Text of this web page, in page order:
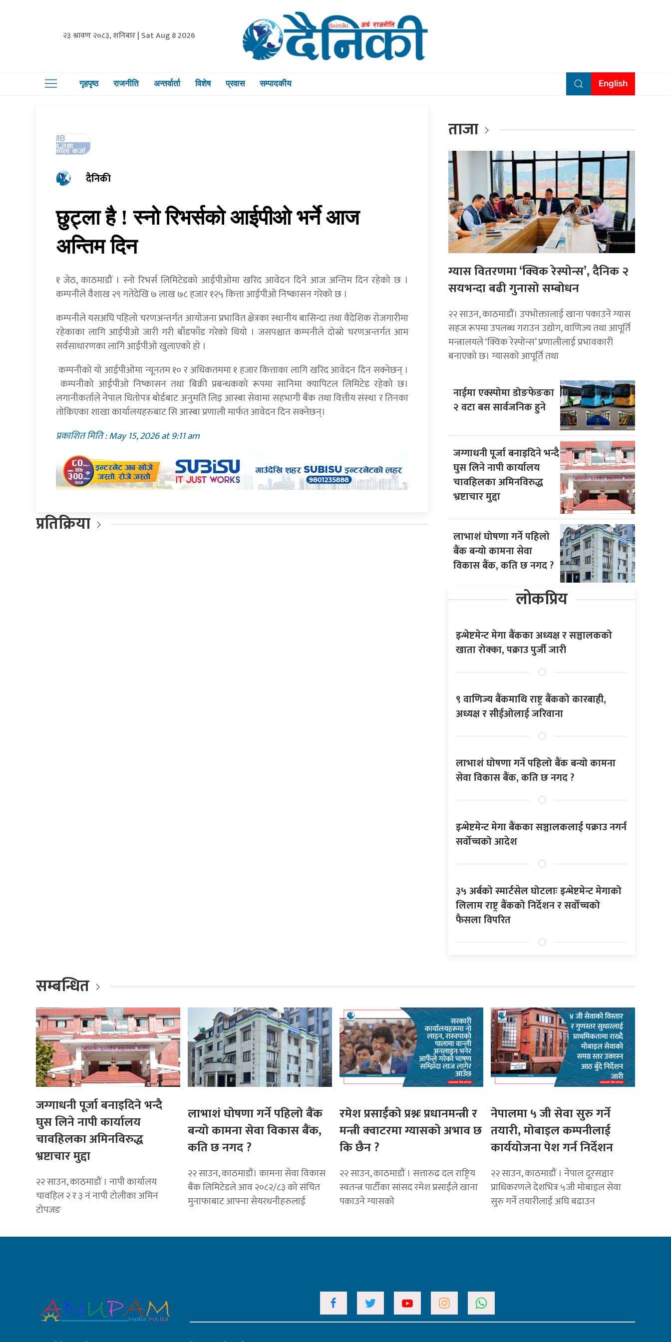
२३ श्रावण २०८३, शनिबार | Sat Aug 8 2026
गृहपृष्ठ राजनीति अन्तर्वार्ता विशेष प्रवास सम्पादकीय English
दैनिकी
छुट्ला है ! स्नो रिभर्सको आईपीओ भर्ने आज
अन्तिम दिन
१ जेठ, काठमाडौं । स्नो रिभर्स लिमिटेडको आईपीओमा खरिद आवेदन दिने आज अन्तिम दिन रहेको छ ।
कम्पनीले वैशाख २९ गतेदेखि ७ लाख ७८ हजार १२५ कित्ता आईपीओ निष्कासन गरेको छ ।
कम्पनीले यसअघि पहिलो चरणअन्तर्गत आयोजना प्रभावित क्षेत्रका स्थानीय बासिन्दा तथा वैदेशिक रोजगारीमा
रहेकाका लागि आईपीओ जारी गरी बाँडफाँड गरेको थियो । जसपश्चात कम्पनीले दोस्रो चरणअन्तर्गत आम
सर्वसाधारणका लागि आईपीओ खुलाएको हो ।
कम्पनीको यो आईपीओमा न्यूनतम १० र अधिकतममा १ हजार कित्ताका लागि खरिद आवेदन दिन सक्नेछन् ।
कम्पनीको आईपीओ निष्कासन तथा बिक्री प्रबन्धकको रूपमा सानिमा क्यापिटल लिमिटेड रहेको छ।
लगानीकर्ताले नेपाल धितोपत्र बोर्डबाट अनुमति लिइ आस्बा सेवामा सहभागी बैंक तथा वित्तीय संस्था र तिनका
तोकिएका शाखा कार्यालयहरुबाट सि आस्बा प्रणाली मार्फत आवेदन दिन सक्नेछन्।
प्रकाशित मिति : May 15, 2026 at 9:11 am
प्रतिक्रिया
ताजा
ग्यास वितरणमा ‘क्विक रेस्पोन्स’, दैनिक २
सयभन्दा बढी गुनासो सम्बोधन
२२ साउन, काठमाडाैं। उपभोक्तालाई खाना पकाउने ग्यास
सहज रूपमा उपलब्ध गराउन उद्योग, वाणिज्य तथा आपूर्ति
मन्त्रालयले ‘क्विक रेस्पोन्स’ प्रणालीलाई प्रभावकारी
बनाएको छ। ग्यासको आपूर्ति तथा
नाईमा एक्स्पोमा डोङफेङका
२ वटा बस सार्वजनिक हुने
जग्गाधनी पूर्जा बनाइदिने भन्दै
घुस लिने नापी कार्यालय
चावहिलका अमिनविरुद्ध
भ्रष्टाचार मुद्दा
लाभाशं घोषणा गर्ने पहिलो
बैंक बन्यो कामना सेवा
विकास बैंक, कति छ नगद ?
लोकप्रिय
इन्भेष्टमेन्ट मेगा बैंकका अध्यक्ष र सञ्चालकको
खाता रोक्का, पक्राउ पुर्जी जारी
९ वाणिज्य बैंकमाथि राष्ट्र बैंकको कारबाही,
अध्यक्ष र सीईओलाई जरिवाना
लाभाशं घोषणा गर्ने पहिलो बैंक बन्यो कामना
सेवा विकास बैंक, कति छ नगद ?
इन्भेष्टमेन्ट मेगा बैंकका सञ्चालकलाई पक्राउ नगर्न
सर्वोच्चको आदेश
३५ अर्बको स्मार्टसेल घोटलाः इन्भेष्टमेन्ट मेगाको
लिलाम राष्ट्र बैंकको निर्देशन र सर्वोच्चको
फैसला विपरित
सम्बन्धित
जग्गाधनी पूर्जा बनाइदिने भन्दै
घुस लिने नापी कार्यालय
चावहिलका अमिनविरुद्ध
भ्रष्टाचार मुद्दा
२२ साउन, काठमाडौं । नापी कार्यालय
चावहिल २ र ३ नं नापी टोलीका अमिन
टोपजङ
लाभाशं घोषणा गर्ने पहिलो बैंक
बन्यो कामना सेवा विकास बैंक,
कति छ नगद ?
२२ साउन, काठमाडाैं। कामना सेवा विकास
बैंक लिमिटेडले आव २०८२/८३ को संचित
मुनाफाबाट आफ्ना सेयरधनीहरुलाई
रमेश प्रसाईंको प्रश्नः प्रधानमन्त्री र
मन्त्री क्वाटरमा ग्यासको अभाव छ
कि छैन ?
२२ साउन, काठमाडौं । सत्तारुढ दल राष्ट्रिय
स्वतन्त्र पार्टीका सांसद रमेश प्रसाईंले खाना
पकाउने ग्यासको
नेपालमा ५ जी सेवा सुरु गर्ने
तयारी, मोबाइल कम्पनीलाई
कार्ययोजना पेश गर्न निर्देशन
२२ साउन, काठमाडाैं । नेपाल दूरसञ्चार
प्राधिकरणले देशभित्र ५जी मोबाइल सेवा
सुरु गर्ने तयारीलाई अघि बढाउन